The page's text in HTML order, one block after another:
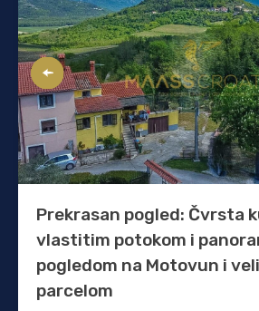
Prekrasan pogled: Čvrsta
vlastitim potokom i
pogledom na Motovun i
parcelom